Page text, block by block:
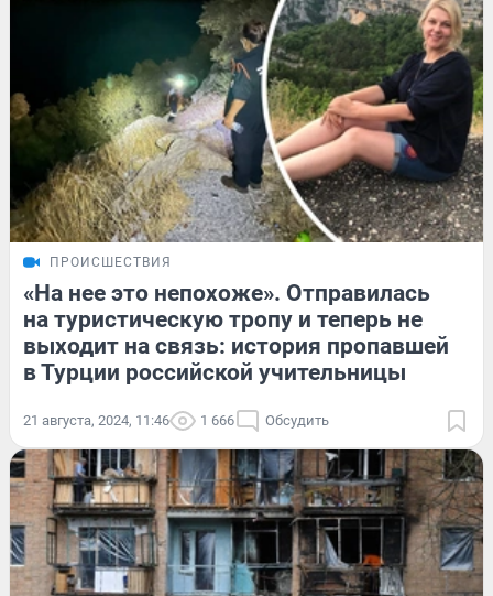
ПРОИСШЕСТВИЯ
«На нее это непохоже». Отправилась
на туристическую тропу и теперь не
выходит на связь: история пропавшей
в Турции российской учительницы
21 августа, 2024, 11:46 1 666 Обсудить